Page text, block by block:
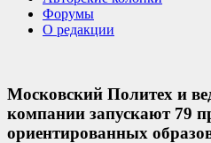
Форумы
О редакции
Московский Политех и
компании запускают 79
ориентированных